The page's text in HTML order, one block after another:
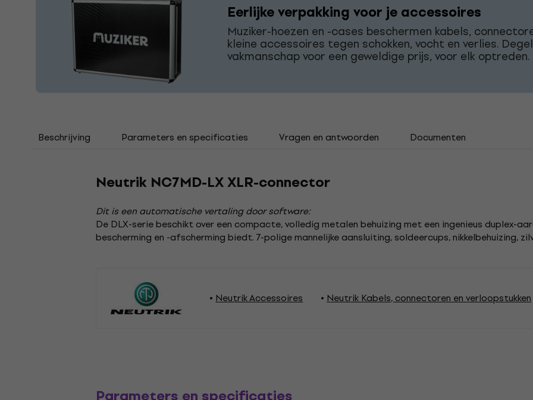
Eerlijke verpakking voor je accessoires
Muziker-hoezen en -cases beschermen kabels,
kleine accessoires tegen schokken, vocht en verlies.
vakmanschap voor een geweldige prijs, voor elk optreden.
Beschrijving Parameters en specificaties Vragen en antwoorden Documenten
Neutrik NC7MD-LX XLR-connector
Dit is een automatische vertaling door software:
De DLX-serie beschikt over een compacte, volledig metalen behuizing met een ingenieus duplex-
bescherming en -afscherming biedt. 7-polige mannelijke aansluiting, soldeercups, nikkelbehuizing,
Neutrik Accessoires Neutrik Kabels, connectoren en verloopstukken